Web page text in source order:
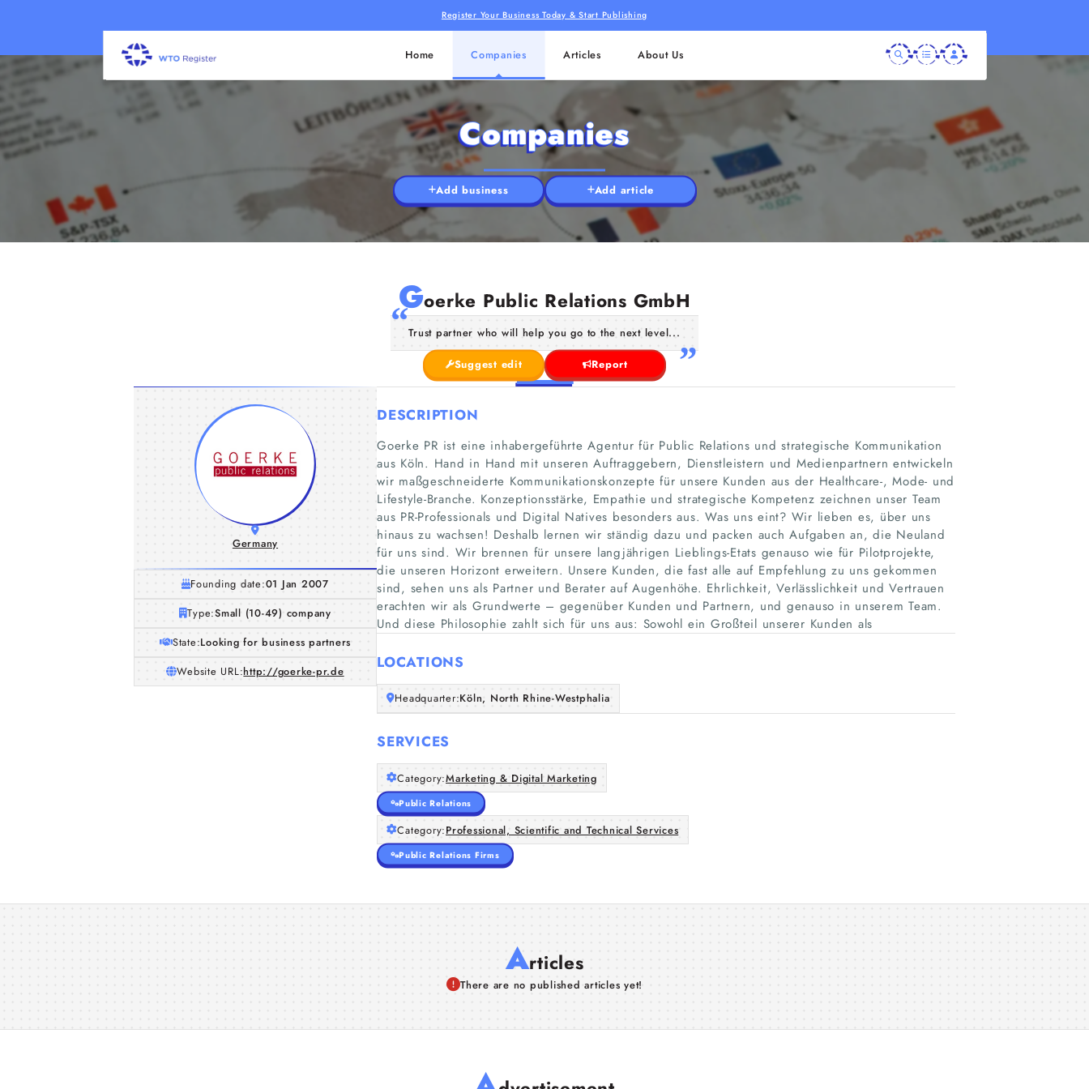
Register Your Business Today & Start Publishing
Home Companies Articles About Us
Companies
Add business Add article
Goerke Public Relations GmbH
Trust partner who will help you go to the next level...
Suggest edit Report
Germany
Founding date:01 Jan 2007
Type:Small (10-49) company
State:Looking for business partners
Website URL:http://goerke-pr.de
DESCRIPTION
Goerke PR ist eine inhabergeführte Agentur für Public Relations und strategische Kommunikation
aus Köln. Hand in Hand mit unseren Auftraggebern, Dienstleistern und Medienpartnern entwickeln
wir maßgeschneiderte Kommunikationskonzepte für unsere Kunden aus der Healthcare-, Mode- und
Lifestyle-Branche. Konzeptionsstärke, Empathie und strategische Kompetenz zeichnen unser Team
aus PR-Professionals und Digital Natives besonders aus. Was uns eint? Wir lieben es, über uns
hinaus zu wachsen! Deshalb lernen wir ständig dazu und packen auch Aufgaben an, die Neuland
für uns sind. Wir brennen für unsere langjährigen Lieblings-Etats genauso wie für Pilotprojekte,
die unseren Horizont erweitern. Unsere Kunden, die fast alle auf Empfehlung zu uns gekommen
sind, sehen uns als Partner und Berater auf Augenhöhe. Ehrlichkeit, Verlässlichkeit und Vertrauen
erachten wir als Grundwerte – gegenüber Kunden und Partnern, und genauso in unserem Team.
Und diese Philosophie zahlt sich für uns aus: Sowohl ein Großteil unserer Kunden als
LOCATIONS
Headquarter:Köln, North Rhine-Westphalia
SERVICES
Category:Marketing & Digital Marketing
Public Relations
Category:Professional, Scientific and Technical Services
Public Relations Firms
Articles
There are no published articles yet!